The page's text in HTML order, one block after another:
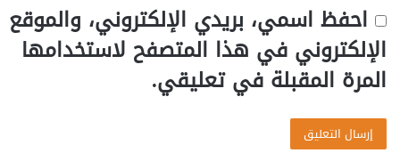
احفظ اسمي، بريدي الإلكتروني، والموقع
الإلكتروني في هذا المتصفح لاستخدامها
المرة المقبلة في تعليقي.